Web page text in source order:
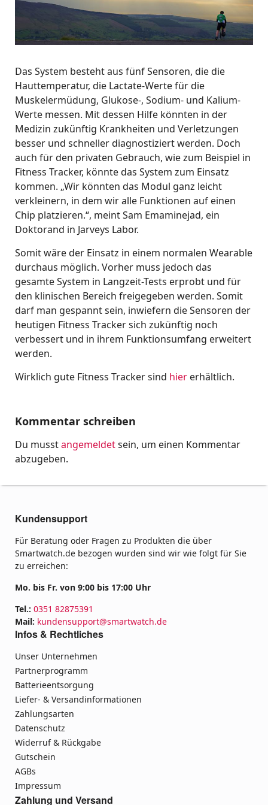
Das System besteht aus fünf Sensoren, die die
Hauttemperatur, die Lactate-Werte für die
Muskelermüdung, Glukose-, Sodium- und Kalium-
Werte messen. Mit dessen Hilfe könnten in der
Medizin zukünftig Krankheiten und Verletzungen
besser und schneller diagnostiziert werden. Doch
auch für den privaten Gebrauch, wie zum Beispiel in
Fitness Tracker, könnte das System zum Einsatz
kommen. „Wir könnten das Modul ganz leicht
verkleinern, in dem wir alle Funktionen auf einen
Chip platzieren.“, meint Sam Emaminejad, ein
Doktorand in Jarveys Labor.
Somit wäre der Einsatz in einem normalen Wearable
durchaus möglich. Vorher muss jedoch das
gesamte System in Langzeit-Tests erprobt und für
den klinischen Bereich freigegeben werden. Somit
darf man gespannt sein, inwiefern die Sensoren der
heutigen Fitness Tracker sich zukünftig noch
verbessert und in ihrem Funktionsumfang erweitert
werden.
Wirklich gute Fitness Tracker sind hier erhältlich.
Kommentar schreiben
Du musstangemeldetsein, um einen Kommentar
abzugeben.
Kundensupport
Für Beratung oder Fragen zu Produkten die über
Smartwatch.de bezogen wurden sind wir wie folgt für Sie
zu erreichen:
Mo. bis Fr. von 9:00 bis 17:00 Uhr
Tel.: 0351 82875391
Mail: kundensupport@smartwatch.de
Infos & Rechtliches
Unser Unternehmen
Partnerprogramm
Batterieentsorgung
Liefer- & Versandinformationen
Zahlungsarten
Datenschutz
Widerruf & Rückgabe
Gutschein
AGBs
Impressum
Zahlung und Versand